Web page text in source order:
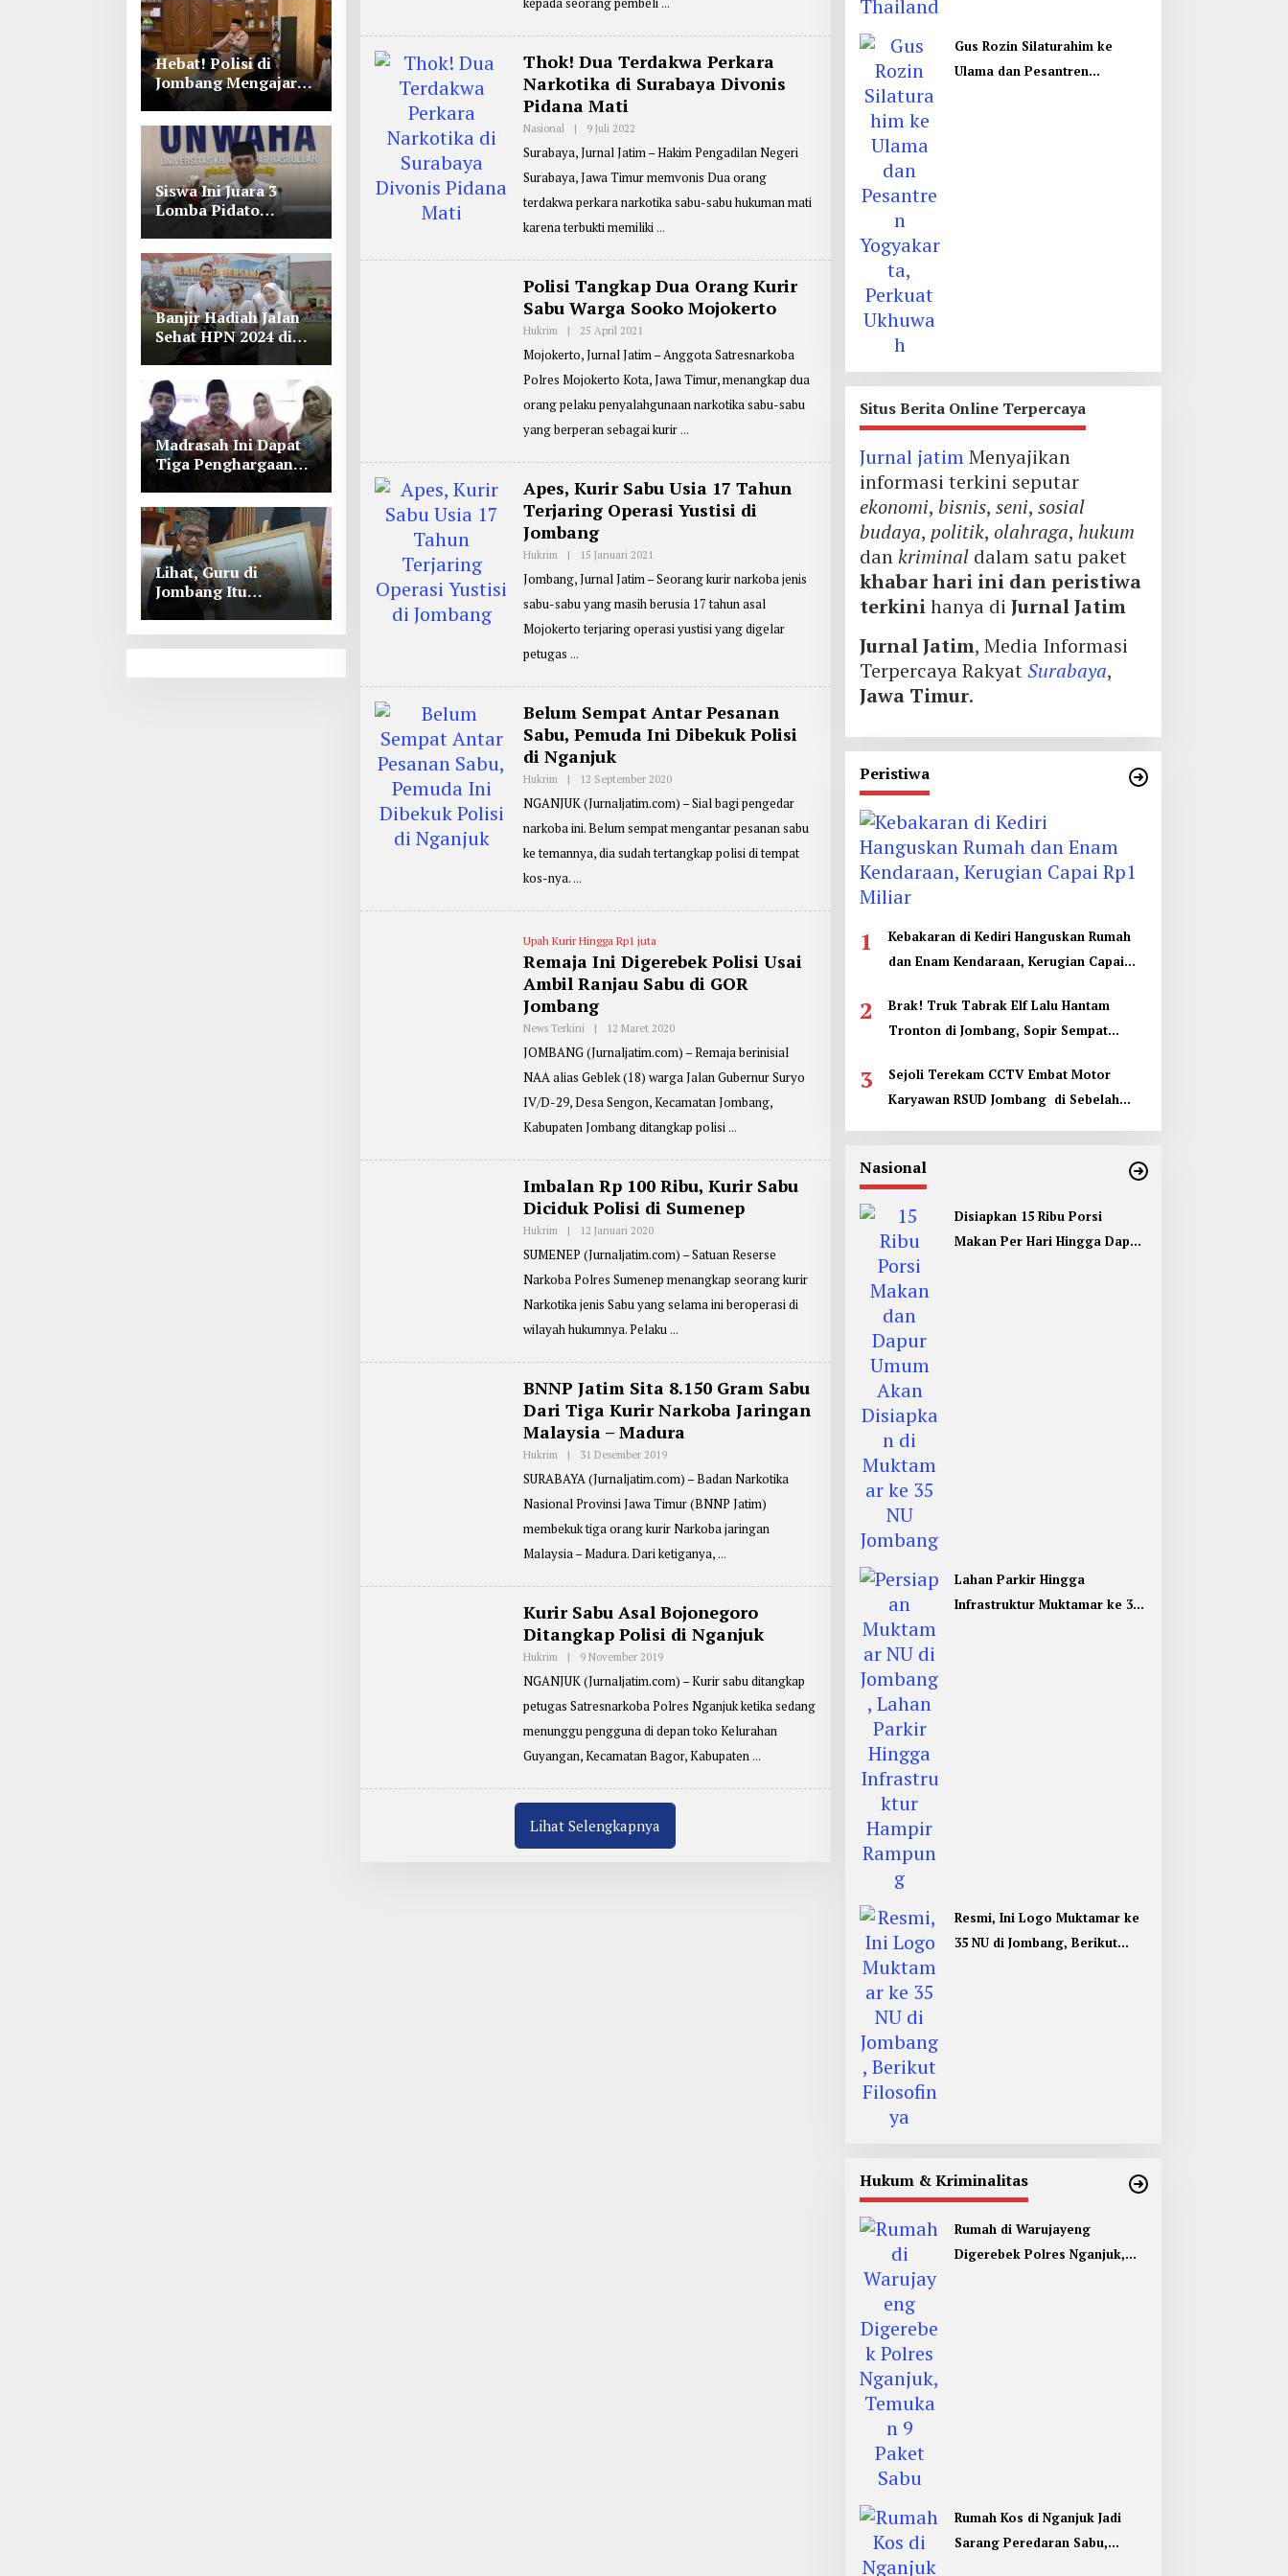
Hebat! Polisi di
Jombang Mengajar
Para Santri Mengaji
Siswa Ini Juara 3
Lomba Pidato
Bahasa Arab se Jawa
Timur-Bali di
Unwaha Jombang
Banjir Hadiah Jalan
Sehat HPN 2024 di
Polres Jombang,
Lihat Tuh Wartawan
Dapat Motor
Madrasah Ini Dapat
Tiga Penghargaan
Jombang
Lihat, Guru di
Jombang Itu
Menunjukkan Hasil
Prestasinya di
Kancah
R
E
:
J
B
Thok! Dua Terdakwa Perkara
Narkotika di Surabaya Divonis
Pidana Mati
Nasional | 9 Juli 2022
E
P
E
N
G
I
I
:
Y
O
H
N
S
Surabaya, Jurnal Jatim – Hakim Pengadilan Negeri
Surabaya, Jawa Timur memvonis Dua orang
terdakwa perkara narkotika sabu-sabu hukuman mati
karena terbukti memiliki
Polisi Tangkap Dua Orang Kurir
Sabu Warga Sooko Mojokerto
Hukrim | 25 April 2021
E
R
E
P
O
R
E
:
J
B
Mojokerto, Jurnal Jatim – Anggota Satresnarkoba
Polres Mojokerto Kota, Jawa Timur, menangkap dua
orang pelaku penyalahgunaan narkotika sabu-sabu
yang berperan sebagai kurir
Apes, Kurir Sabu Usia 17 Tahun
Terjaring Operasi Yustisi di
Jombang
Hukrim | 15 Januari 2021
E
R
P
E
:
Z
A
U
A
R
I
F
Jombang, Jurnal Jatim – Seorang kurir narkoba jenis
sabu-sabu yang masih berusia 17 tahun asal
Mojokerto terjaring operasi yustisi yang digelar
petugas
Belum Sempat Antar Pesanan
Sabu, Pemuda Ini Dibekuk Polisi
di Nganjuk
Hukrim | 12 September 2020O
E
R
P
E
E
D
D
Y
K
O
W
I
D
O
O
NGANJUK (Jurnaljatim.com) – Sial bagi pengedar
narkoba ini. Belum sempat mengantar pesanan sabu
ke temannya, dia sudah tertangkap polisi di tempat
kos-nya.
Upah Kurir Hingga Rp1 juta
Remaja Ini Digerebek Polisi Usai
Ambil Ranjau Sabu di GOR
Jombang
News Terkini | 12 Maret 2020O
E
R
P
O
R
E
:
Z
A
U
A
I
I
JOMBANG (Jurnaljatim.com) – Remaja berinisial
NAA alias Geblek (18) warga Jalan Gubernur Suryo
IV/D-29, Desa Sengon, Kecamatan Jombang,
Kabupaten Jombang ditangkap polisi
Imbalan Rp 100 Ribu, Kurir Sabu
Diciduk Polisi di Sumenep
Hukrim | 12 Januari 2020O
E
P
N
U
L
S
R
E
D
A
S
SUMENEP (Jurnaljatim.com) – Satuan Reserse
Narkoba Polres Sumenep menangkap seorang kurir
Narkotika jenis Sabu yang selama ini beroperasi di
wilayah hukumnya. Pelaku
BNNP Jatim Sita 8.150 Gram Sabu
Dari Tiga Kurir Narkoba Jaringan
Malaysia – Madura
Hukrim | 31 Desember 2019O
E
R
P
O
R
E
:
T
A
U
I
SURABAYA (Jurnaljatim.com) – Badan Narkotika
Nasional Provinsi Jawa Timur (BNNP Jatim)
membekuk tiga orang kurir Narkoba jaringan
Malaysia – Madura. Dari ketiganya,
Kurir Sabu Asal Bojonegoro
Ditangkap Polisi di Nganjuk
Hukrim | 9 November 2019O
E
P
N
U
L
S
:
NGANJUK (Jurnaljatim.com) – Kurir sabu ditangkap
petugas Satresnarkoba Polres Nganjuk ketika sedang
menunggu pengguna di depan toko Kelurahan
Guyangan, Kecamatan Bagor, Kabupaten
Lihat Selengkapnya
Gus Rozin Silaturahim ke
Ulama dan Pesantren
Situs Berita Online Terpercaya
Jurnal jatimMenyajikan
informasi terkini seputar
ekonomi, bisnis, seni, sosial
budaya, politik, olahraga, hukum
dankriminaldalam satu paket
khabar hari ini dan peristiwa
terkinihanya di Jurnal Jatim
Jurnal Jatim, Media Informasi
Terpercaya RakyatSurabaya,
Jawa Timur.
Peristiwa
1
Kebakaran di Kediri Hanguskan Rumah
dan Enam Kendaraan, Kerugian Capai
2
Brak! Truk Tabrak Elf Lalu Hantam
Tronton di Jombang, Sopir Sempat
3
Sejoli Terekam CCTV Embat Motor
Karyawan RSUD Jombang di Sebelah
Nasional
Disiapkan 15 Ribu Porsi
Makan Per Hari Hingga Dapur
Lahan Parkir Hingga
Infrastruktur Muktamar ke 35
Resmi, Ini Logo Muktamar ke
35 NU di Jombang, Berikut
Hukum & Kriminalitas
Rumah di Warujayeng
Digerebek Polres Nganjuk,
Rumah Kos di Nganjuk Jadi
Sarang Peredaran Sabu,